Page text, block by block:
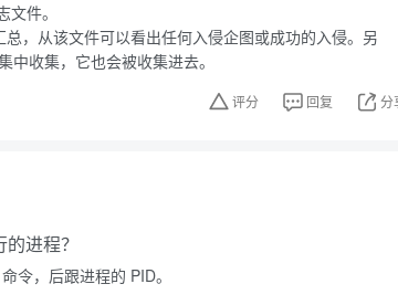
件。
，从该文件可以看出任何入侵企图或成功的入侵。另
收集，它也会被收集进去。
评分 回复 分
进程？
令，后跟进程的 PID。